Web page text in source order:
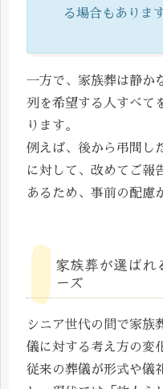
る場合もあります
一方で、家族葬は静か
列を希望する人すべて
ります。
例えば、後から弔問し
に対して、改めてご報
あるため、事前の配慮
家族葬が選ばれ
ーズ
シニア世代の間で家族
儀に対する考え方の変
従来の葬儀が形式や儀